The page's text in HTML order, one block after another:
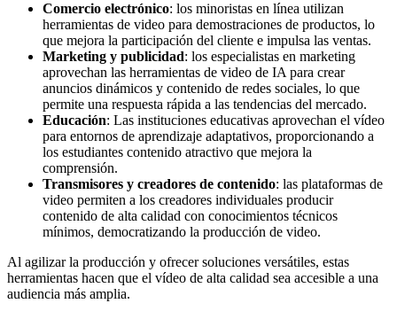
Comercio electrónico: los minoristas en línea utilizan
herramientas de video para demostraciones de productos, lo
que mejora la participación del cliente e impulsa las ventas.
Marketing y publicidad: los especialistas en marketing
aprovechan las herramientas de video de IA para crear
anuncios dinámicos y contenido de redes sociales, lo que
permite una respuesta rápida a las tendencias del mercado.
Educación: Las instituciones educativas aprovechan el vídeo
para entornos de aprendizaje adaptativos, proporcionando a
los estudiantes contenido atractivo que mejora la
comprensión.
Transmisores y creadores de contenido: las plataformas de
video permiten a los creadores individuales producir
contenido de alta calidad con conocimientos técnicos
mínimos, democratizando la producción de video.
Al agilizar la producción y ofrecer soluciones versátiles, estas
herramientas hacen que el vídeo de alta calidad sea accesible a una
audiencia más amplia.